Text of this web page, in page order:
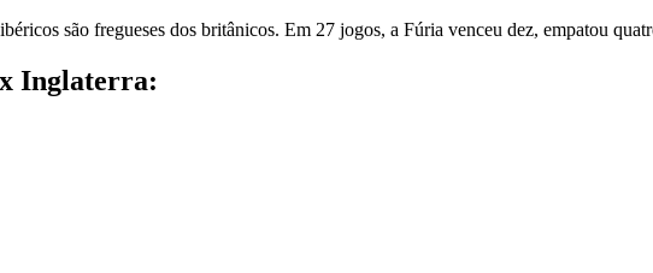
são fregueses dos britânicos. Em 27 jogos, a Fúria venceu dez, empatou
Inglaterra: